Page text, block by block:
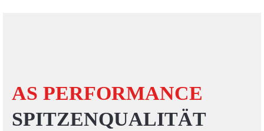
AS PERFORMANCE
SPITZENQUALITÄT